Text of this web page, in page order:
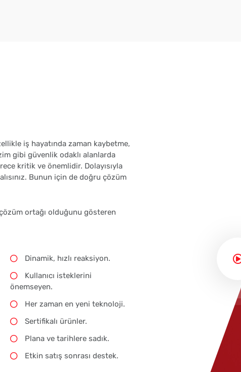
iş hayatında zaman kaybetme,
gibi güvenlik odaklı alanlarda
kritik ve önemlidir. Dolayısıyla
Bunun için de doğru çözüm
ortağı olduğunu gösteren
Dinamik, hızlı reaksiyon.
Kullanıcı isteklerini
önemseyen.
Her zaman en yeni teknoloji.
Sertifikalı ürünler.
Plana ve tarihlere sadık.
Etkin satış sonrası destek.